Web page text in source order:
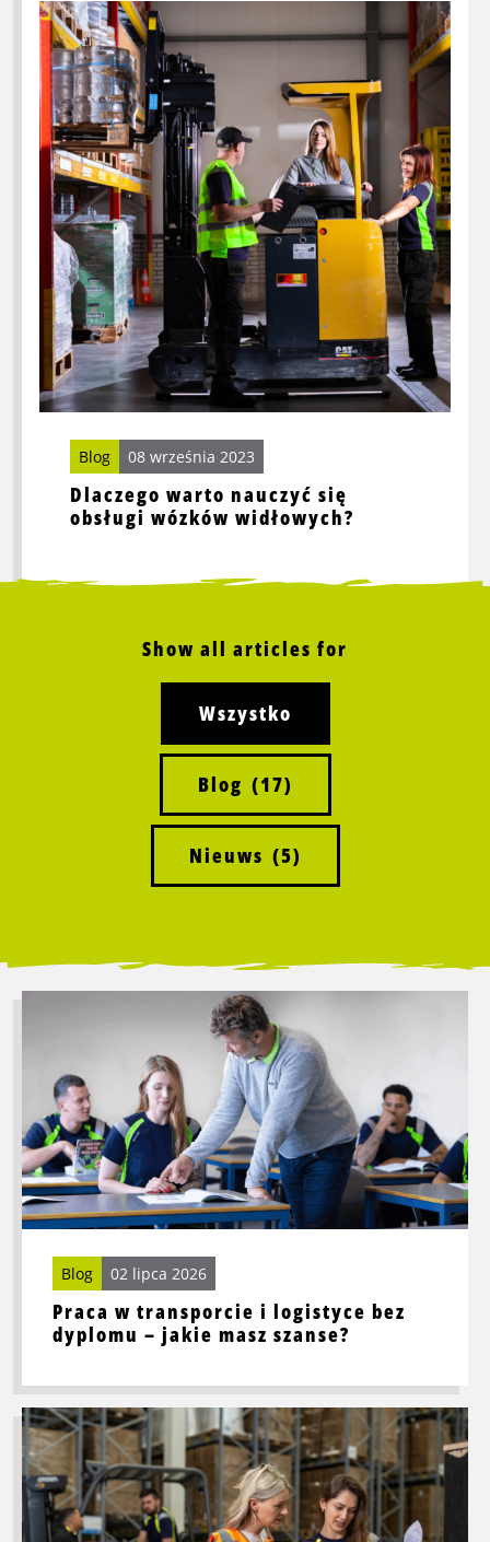
Dlaczego warto nauczyć się
obsługi wózków widłowych?
Blog 08 września 2023
Przeczytaj
więcej
o
Dlaczego
warto
nauczyć
się
obsługi
wózków
widłowych?
Show all articles for
Wszystko
Blog (17)
Nieuws (5)
Praca w transporcie i logistyce bez
dyplomu – jakie masz szanse?
Blog 02 lipca 2026
Praca
transporcie
i
logistyce
bez
jakie
masz
szanse?
Przeczytaj
więcej
o
Szukasz
pracy